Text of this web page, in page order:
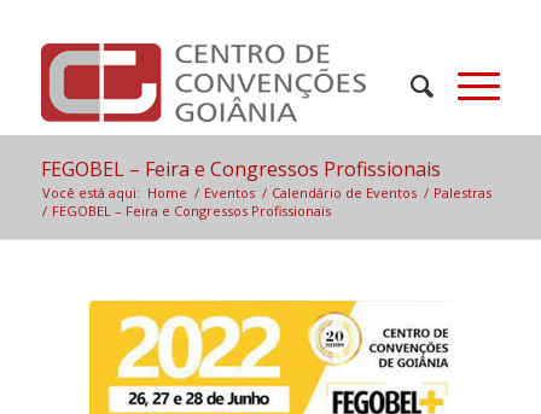
FEGOBEL – Feira e Congressos Profissionais
Você está aqui: Home / Eventos / Calendário de Eventos / Palestras
/ FEGOBEL – Feira e Congressos Profissionais